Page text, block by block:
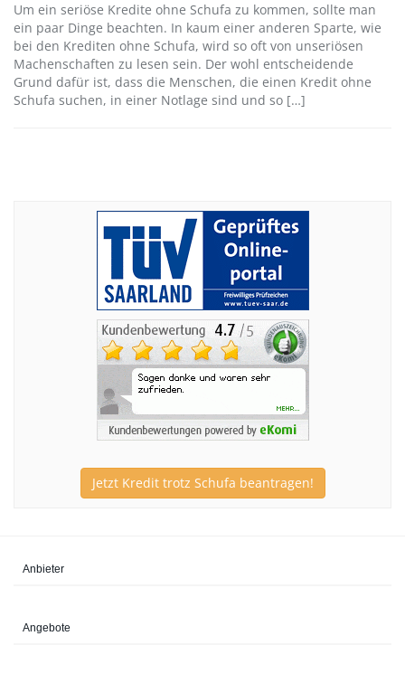
Um ein seriöse Kredite ohne Schufa zu kommen, sollte man
ein paar Dinge beachten. In kaum einer anderen Sparte, wie
bei den Krediten ohne Schufa, wird so oft von unseriösen
Machenschaften zu lesen sein. Der wohl entscheidende
Grund dafür ist, dass die Menschen, die einen Kredit ohne
Schufa suchen, in einer Notlage sind und so […]
Jetzt Kredit trotz Schufa beantragen!
Anbieter
Angebote